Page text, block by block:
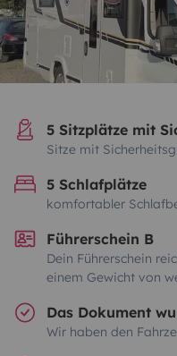
5 Sitzplätze mit
Sitze mit
5 Schlafplätze
komfortabler
Führerschein B
Dein Führerschein
einem Gewicht von
Das Dokument
Wir haben den